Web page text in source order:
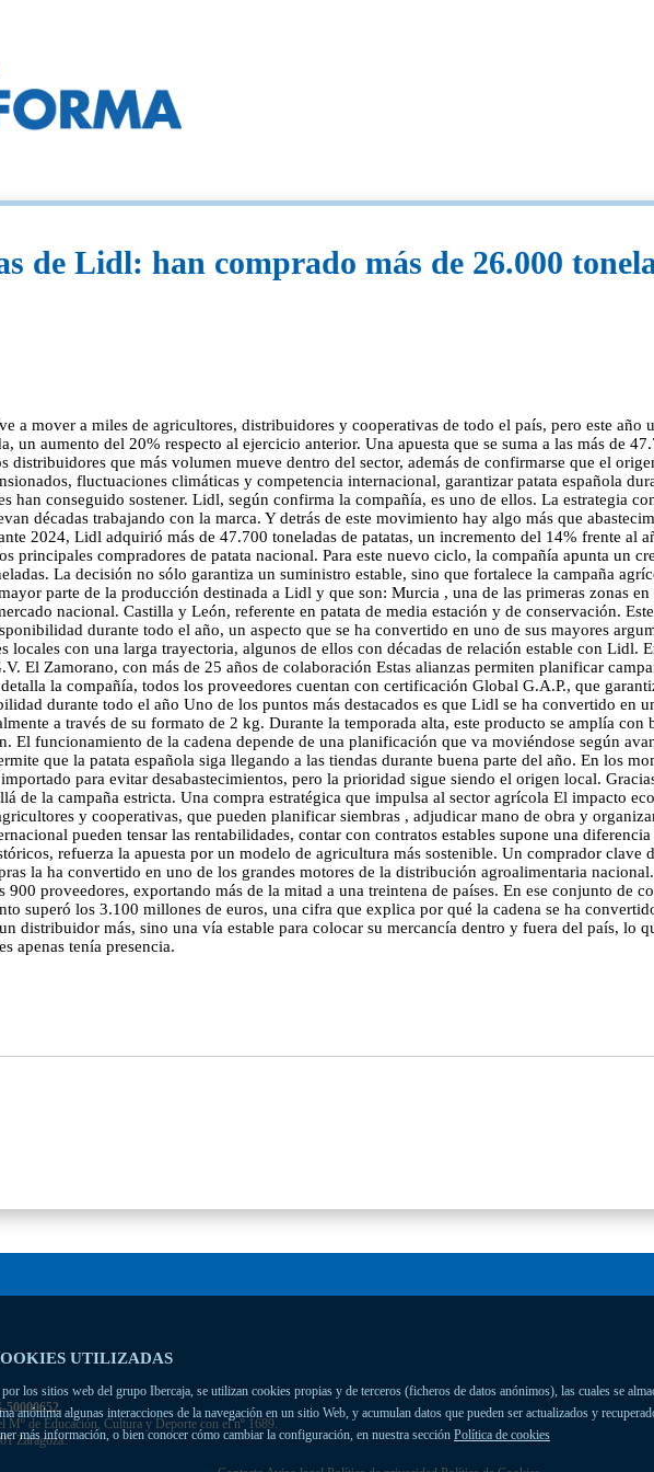
UTILIZADAS
los sitios web del grupo Ibercaja, se utilizan cookies propias y de terceros (ficheros de datos anónimos), las cuales se
anónima algunas interacciones de la navegación en un sitio Web, y acumulan datos que pueden ser actualizados y
más información, o bien conocer cómo cambiar la configuración, en nuestra sección Política de cookies
de Lidl: han comprado más de 26.000
a mover a miles de agricultores, distribuidores y cooperativas de todo el país, pero este
un aumento del 20% respecto al ejercicio anterior. Una apuesta que se suma a las más de
distribuidores que más volumen mueve dentro del sector, además de confirmarse que el
fluctuaciones climáticas y competencia internacional, garantizar patata española
han conseguido sostener. Lidl, según confirma la compañía, es uno de ellos. La estrategia
décadas trabajando con la marca. Y detrás de este movimiento hay algo más que
2024, Lidl adquirió más de 47.700 toneladas de patatas, un incremento del 14% frente al
principales compradores de patata nacional. Para este nuevo ciclo, la compañía apunta un
La decisión no sólo garantiza un suministro estable, sino que fortalece la campaña
parte de la producción destinada a Lidl y que son: Murcia , una de las primeras zonas
nacional. Castilla y León, referente en patata de media estación y de conservación.
durante todo el año, un aspecto que se ha convertido en uno de sus mayores
locales con una larga trayectoria, algunos de ellos con décadas de relación estable con Lidl.
El Zamorano, con más de 25 años de colaboración Estas alianzas permiten planificar
la compañía, todos los proveedores cuentan con certificación Global G.A.P., que
durante todo el año Uno de los puntos más destacados es que Lidl se ha convertido en
a través de su formato de 2 kg. Durante la temporada alta, este producto se amplía
El funcionamiento de la cadena depende de una planificación que va moviéndose según
que la patata española siga llegando a las tiendas durante buena parte del año. En los
para evitar desabastecimientos, pero la prioridad sigue siendo el origen local.
de la campaña estricta. Una compra estratégica que impulsa al sector agrícola El impacto
y cooperativas, que pueden planificar siembras , adjudicar mano de obra y
pueden tensar las rentabilidades, contar con contratos estables supone una
refuerza la apuesta por un modelo de agricultura más sostenible. Un comprador clave
la ha convertido en uno de los grandes motores de la distribución agroalimentaria
proveedores, exportando más de la mitad a una treintena de países. En ese conjunto de
superó los 3.100 millones de euros, una cifra que explica por qué la cadena se ha
distribuidor más, sino una vía estable para colocar su mercancía dentro y fuera del país, lo
apenas tenía presencia.
Mº de Educación, Cultura y Deporte con el nº 1689.
Zaragoza.